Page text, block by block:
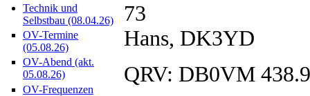
Technik und
Selbstbau (08.04.26)
OV-Termine
(05.08.26)
OV-Abend (akt.
05.08.26)
OV-Frequenzen
73
Hans, DK3YD
QRV: DB0VM